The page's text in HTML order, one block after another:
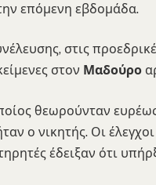
επόμενη εβδομάδα.
στις
στον Μαδούρο
θεωρούνταν ευρέως
ο νικητής. Οι
έδειξαν ότι